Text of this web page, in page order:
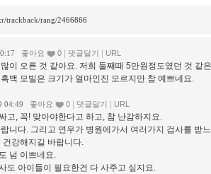
trackback/rang/2466866
좋아요 0 댓글달기 URL
이 오른 것 같아요. 저희 둘째때 5만원정도였던 것 같
백 모빌은 크기가 얼마인진 모르지만 참 예쁘네요.
04:49 좋아요 0 댓글달기 URL
고, 꼭! 맞아야한다고 하고, 참 난감하지요.
니다. 그리고 연우가 병원에가서 여러가지 검사를 받
건강해지길 바랍니다.
넘 이쁘네요.
도 아이들이 필요한건 다 사주고 싶지요.